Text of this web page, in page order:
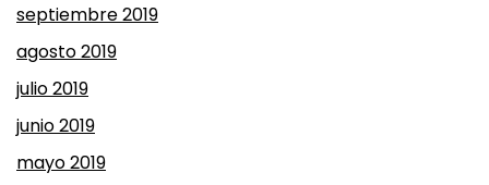
septiembre 2019
agosto 2019
julio 2019
junio 2019
mayo 2019